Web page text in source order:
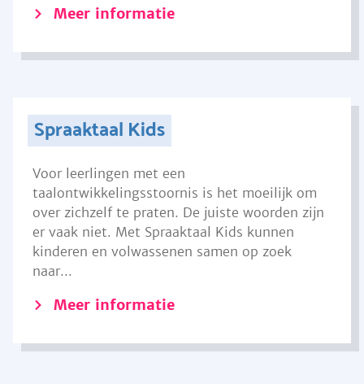
Meer informatie
Spraaktaal Kids
Voor leerlingen met een
taalontwikkelingsstoornis is het moeilijk om
over zichzelf te praten. De juiste woorden zijn
er vaak niet. Met Spraaktaal Kids kunnen
kinderen en volwassenen samen op zoek
naar...
Meer informatie